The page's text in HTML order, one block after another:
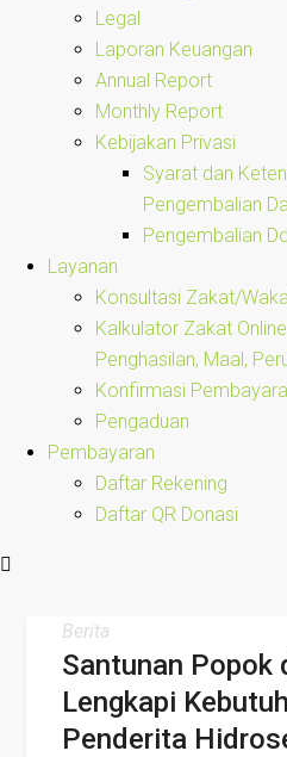
Legal
Laporan Keuangan
Annual Report
Monthly Report
Kebijakan Privasi
Syarat dan
Pengembalian
Pengembalian
Layanan
Konsultasi Zakat/
Kalkulator Zakat
Penghasilan, Maal,
Konfirmasi
Pengaduan
Pembayaran
Daftar Rekening
Daftar QR Donasi
Berita
Santunan Popok
Lengkapi
Penderita